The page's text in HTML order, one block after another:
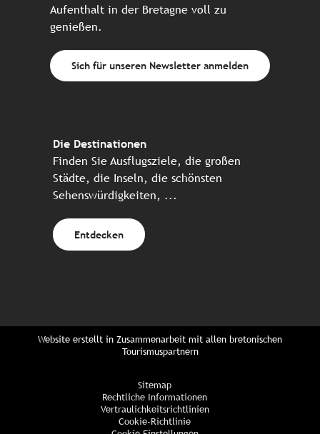
Aufenthalt in der Bretagne voll zu
genießen.
Sich für unseren Newsletter anmelden
Die Destinationen
Finden Sie Ausflugsziele, die großen
Städte, die Inseln, die schönsten
Sehenswürdigkeiten, ...
Entdecken
Website erstellt in Zusammenarbeit mit allen bretonischen
Tourismuspartnern
Sitemap
Rechtliche Informationen
Vertraulichkeitsrichtlinien
Cookie-Richtlinie